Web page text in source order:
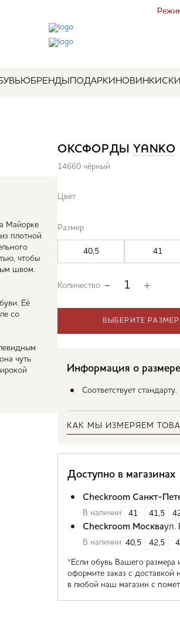
БРЕНДЫ ПОДАРКИ НОВИНКИ
Майорке
плотной
чтобы
швом.
Её
со
чуть
ОКСФОРДЫ YANKO
14660 чёрный
Цвет
Размер
40,5 41
Количество
ВЫБЕРИТЕ РАЗМЕР
Информация о размере
Соответствует
КАК МЫ ИЗМЕРЯЕМ
Доступно в магазинах
Checkroom Санкт-
В наличии 41 41,5
Checkroom Москваул.
В наличии 40,5 42,5
*Если обувь Вашего размера
оформите заказ с
в любой наш магазин с